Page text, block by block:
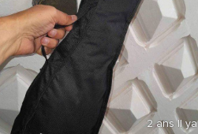
2 ans Il ya